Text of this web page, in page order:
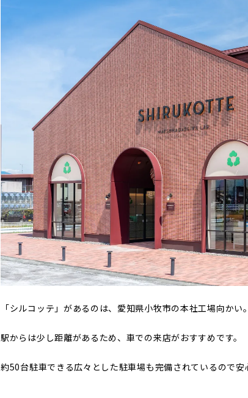
「シルコッテ」があるのは、愛知県小牧市の本社工場向かい
駅からは少し距離があるため、車での来店がおすすめです。
約50台駐車できる広々とした駐車場も完備されているので安